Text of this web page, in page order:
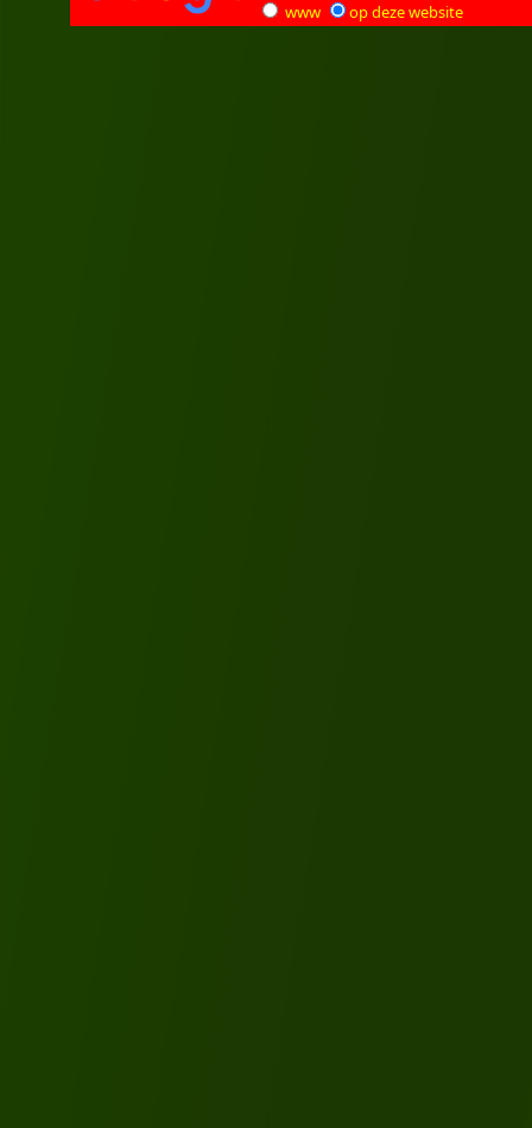
www op deze website